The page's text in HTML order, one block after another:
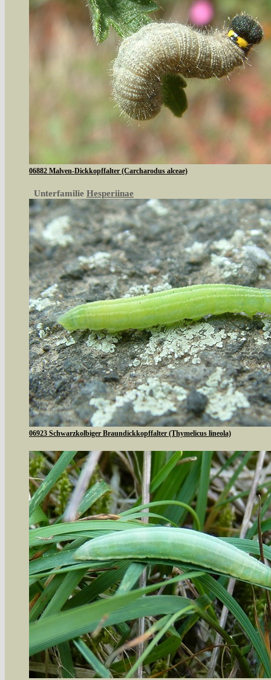
06882 Malven-Dickkopffalter (Carcharodus alceae)
Unterfamilie Hesperiinae
06923 Schwarzkolbiger Braundickkopffalter (Thymelicus lineola)